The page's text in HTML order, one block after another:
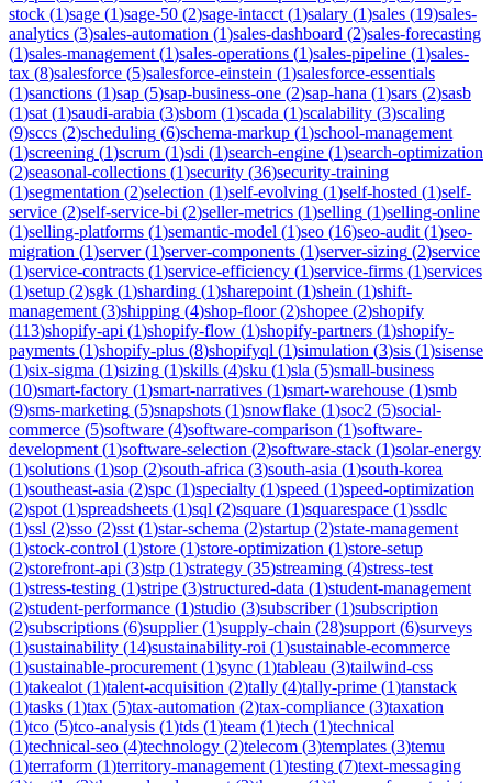
stock (1)sage (1)sage-50 (2)sage-intacct (1)salary (1)sales (19)sales-
analytics (3)sales-automation (1)sales-dashboard (2)sales-forecasting
(1)sales-management (1)sales-operations (1)sales-pipeline (1)sales-
tax (8)salesforce (5)salesforce-einstein (1)salesforce-essentials
(1)sanctions (1)sap (5)sap-business-one (2)sap-hana (1)sars (2)sasb
(1)sat (1)saudi-arabia (3)sbom (1)scada (1)scalability (3)scaling
(9)sccs (2)scheduling (6)schema-markup (1)school-management
(1)screening (1)scrum (1)sdi (1)search-engine (1)search-optimization
(2)seasonal-collections (1)security (36)security-training
(1)segmentation (2)selection (1)self-evolving (1)self-hosted (1)self-
service (2)self-service-bi (2)seller-metrics (1)selling (1)selling-online
(1)selling-platforms (1)semantic-model (1)seo (16)seo-audit (1)seo-
migration (1)server(1)server-components (1)server-sizing (2)service
(1)service-contracts (1)service-efficiency (1)service-firms (1)services
(1)setup (2)sgk (1)sharding (1)sharepoint (1)shein (1)shift-
management (3)shipping (4)shop-floor(2)shopee (2)shopify
(113)shopify-api (1)shopify-flow (1)shopify-partners (1)shopify-
payments (1)shopify-plus (8)shopifyql (1)simulation (3)sis (1)sisense
(1)six-sigma (1)sizing (1)skills (4)sku (1)sla (5)small-business
(10)smart-factory (1)smart-narratives (1)smart-warehouse (1)smb
(9)sms-marketing (5)snapshots (1)snowflake (1)soc2 (5)social-
commerce (5)software (4)software-comparison (1)software-
development (1)software-selection (2)software-stack (1)solar-energy
(1)solutions (1)sop (2)south-africa (3)south-asia (1)south-korea
(1)southeast-asia (2)spc (1)specialty (1)speed (1)speed-optimization
(2)spot (1)spreadsheets (1)sql (2)square (1)squarespace (1)ssdlc
(1)ssl (2)sso (2)sst (1)star-schema (2)startup (2)state-management
(1)stock-control (1)store (1)store-optimization (1)store-setup
(2)storefront-api (3)stp (1)strategy (35)streaming (4)stress-test
(1)stress-testing (1)stripe (3)structured-data (1)student-management
(2)student-performance (1)studio (3)subscriber(1)subscription
(2)subscriptions (6)supplier(1)supply-chain (28)support (6)surveys
(1)sustainability (14)sustainability-roi (1)sustainable-ecommerce
(1)sustainable-procurement (1)sync (1)tableau (3)tailwind-css
(1)takealot (1)talent-acquisition (2)tally (4)tally-prime (1)tanstack
(1)tasks (1)tax (5)tax-automation (2)tax-compliance (3)taxation
(1)tco (5)tco-analysis (1)tds (1)team (1)tech (1)technical
(1)technical-seo (4)technology (2)telecom (3)templates (3)temu
(1)terraform (1)territory-management (1)testing (7)text-messaging